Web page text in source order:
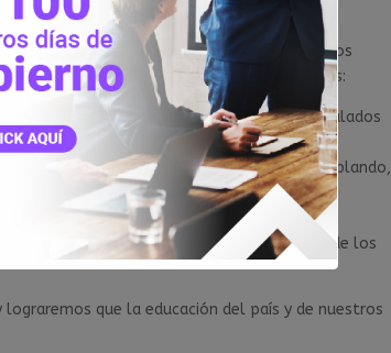
de miles de jóvenes en el país, solicitamos
para tomar las siguientes medidas:
por este año, para estudiantes matriculados
matriculados en los IES, con interés cero o blando,
pagarse una vez el estudiante concluya sus
con la finalidad de apoyar el aprendizaje de los
que la educación del país y de nuestros